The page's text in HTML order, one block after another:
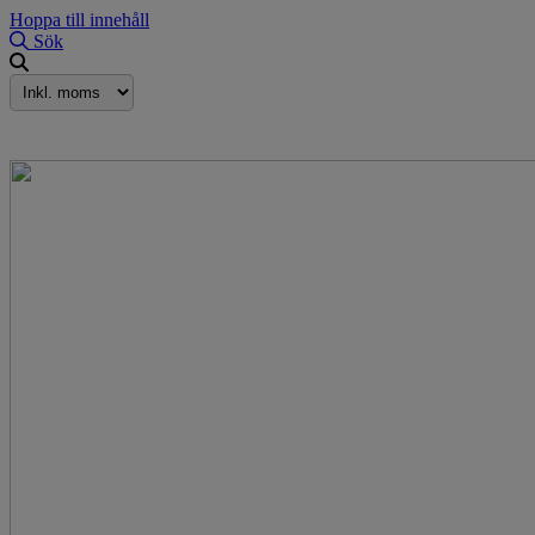
Hoppa till innehåll
Sök